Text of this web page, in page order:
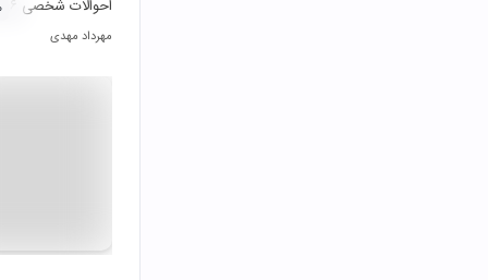
احوالات شخصی ۶: والس های تهران
مهرداد مهدی